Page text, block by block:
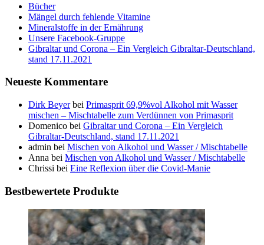
Bücher
Mängel durch fehlende Vitamine
Mineralstoffe in der Ernährung
Unsere Facebook-Gruppe
Gibraltar und Corona – Ein Vergleich Gibraltar-Deutschland,
stand 17.11.2021
Neueste Kommentare
Dirk Beyerbei Primasprit 69,9%vol Alkohol mit Wasser
mischen – Mischtabelle zum Verdünnen von Primasprit
Domenico bei Gibraltar und Corona – Ein Vergleich
Gibraltar-Deutschland, stand 17.11.2021
admin bei Mischen von Alkohol und Wasser / Mischtabelle
Anna bei Mischen von Alkohol und Wasser / Mischtabelle
Chrissi bei Eine Reflexion über die Covid-Manie
Bestbewertete Produkte